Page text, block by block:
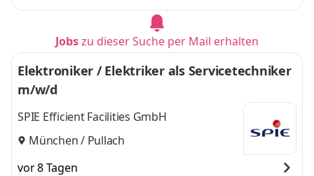
Jobszu dieser Suche per Mail erhalten
Elektroniker / Elektriker als Servicetechniker
m/w/d
SPIE Efficient Facilities GmbH
München / Pullach
vor 8 Tagen